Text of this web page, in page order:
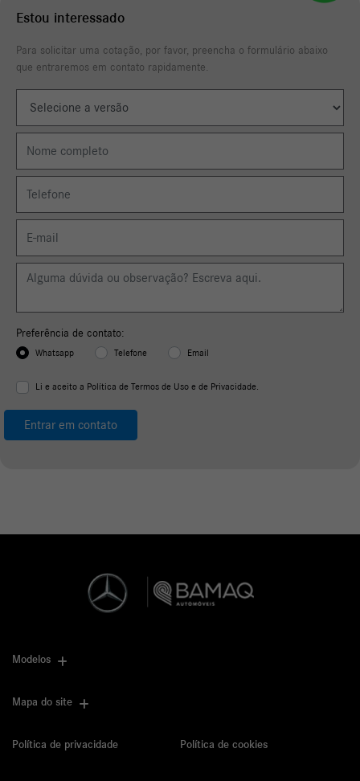
Estou interessado
Para solicitar uma cotação, por favor, preencha o formulário abaixo
que entraremos em contato rapidamente.
Preferência de contato:
Whatsapp Telefone Email
Li e aceito a Política de Termos de Uso e de Privacidade.
Entrar em contato
Modelos
Mapa do site
Política de privacidade Política de cookies